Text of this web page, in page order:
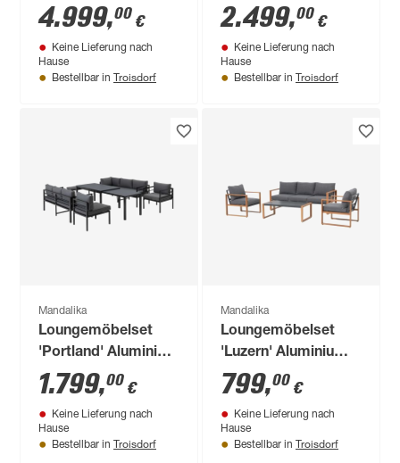
beige/grau 5-teilig
4.999,00 €
Keine Lieferung nach
Hause
Bestellbar in Troisdorf
Aluminium anthrazit
6-teilig
2.499,00 €
Keine Lieferung nach
Hause
Bestellbar in Troisdorf
Mandalika
Loungemöbelset
'Portland' Aluminium
grau 6-teilig
1.799,00 €
Keine Lieferung nach
Hause
Bestellbar in Troisdorf
Mandalika
Loungemöbelset
'Luzern' Aluminium
dunkelgrau 4-teilig
799,00 €
Keine Lieferung nach
Hause
Bestellbar in Troisdorf